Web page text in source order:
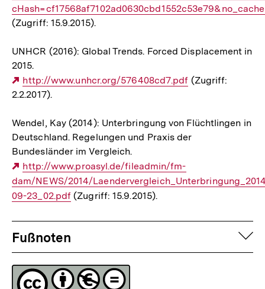
(Zugriff: 15.9.2015).
UNHCR (2016): Global Trends. Forced Displacement in
2015.
Externer
Link:
http://www.unhcr.org/576408cd7.pdf (Zugriff:
2.2.2017).
Wendel, Kay (2014): Unterbringung von Flüchtlingen in
Deutschland. Regelungen und Praxis der
Bundesländer im Vergleich.
Externer
Link:
http://www.proasyl.de/fileadmin/fm-
dam/NEWS/2014/
09-23_02.pdf (Zugriff: 15.9.2015).
Fussnoten
Fußnoten
Lizenz